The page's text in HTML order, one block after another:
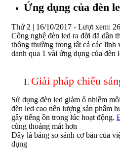
Ứng dụng của đèn
Thứ 2 | 16/10/2017 - Lượt xem:
Công nghệ đèn led ra đời đã dần
thông thường trong tất cả các lĩnh
danh qua 1 vài ứng dụng của đèn
Giải pháp chiếu
Sử dụng đèn led giảm ô nhiễm
đèn led cao nên lượng sản phẩm
gây tiếng ồn trong lúc hoạt động.
cũng thoáng mát hơn
Đây là bảng so sánh cơ bản của
dụng